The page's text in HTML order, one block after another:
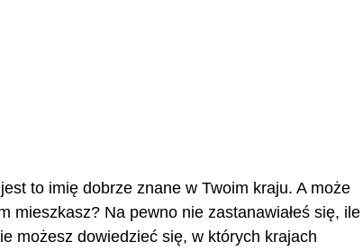
to imię dobrze znane w Twoim kraju. A może
mieszkasz? Na pewno nie zastanawiałeś się, ile
możesz dowiedzieć się, w których krajach